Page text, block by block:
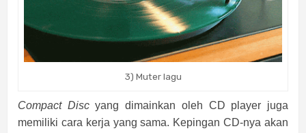
3) Muter lagu
Compact Discyang dimainkan oleh CD player juga
memiliki cara kerja yang sama. Kepingan CD-nya akan